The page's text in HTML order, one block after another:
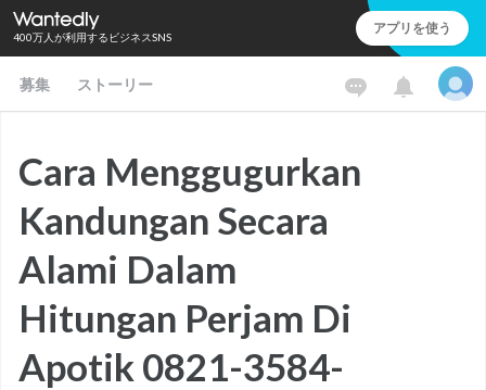
400万人が利用するビジネスSNS アプリを使う
募集 ストーリー
Cara Menggugurkan
Kandungan Secara
Alami Dalam
Hitungan Perjam Di
Apotik 0821-3584-